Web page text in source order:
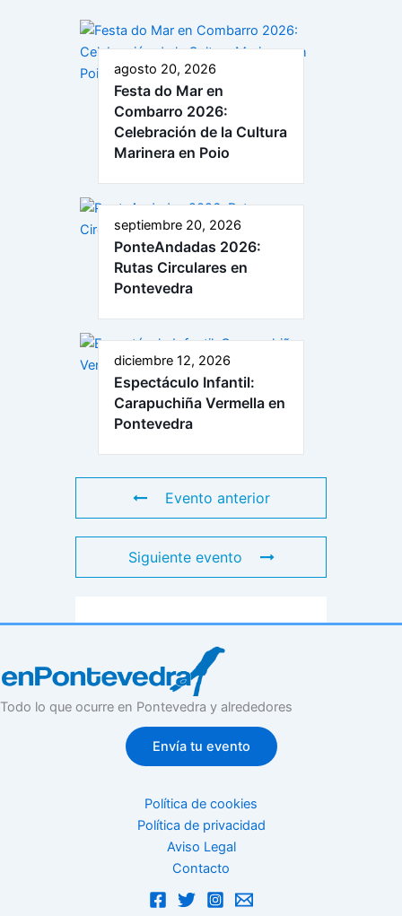
agosto 20, 2026
Festa do Mar en
Combarro 2026:
Celebración de la Cultura
Marinera en Poio
septiembre 20, 2026
PonteAndadas 2026:
Rutas Circulares en
Pontevedra
diciembre 12, 2026
Espectáculo Infantil:
Carapuchiña Vermella en
Pontevedra
Evento anterior
Siguiente evento
Todo lo que ocurre en Pontevedra y alrededores
Envía tu evento
Política de cookies
Política de privacidad
Aviso Legal
Contacto